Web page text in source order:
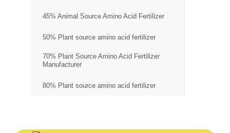
45% Animal Source Amino Acid Fertilizer
50% Plant source amino acid fertilizer
70% Plant Source Amino Acid Fertilizer
Manufacturer
80% Plant source amino acid fertilizer